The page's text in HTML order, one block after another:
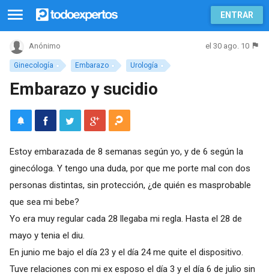
ENTRAR
Ginecología Embarazo Urología
Anónimo el 30 ago. 10
Embarazo y sucidio
Estoy embarazada de 8 semanas según yo, y de 6 según la
ginecóloga. Y tengo una duda, por que me porte mal con dos
personas distintas, sin protección, ¿de quién es masprobable
que sea mi bebe?
Yo era muy regular cada 28 llegaba mi regla. Hasta el 28 de
mayo y tenia el diu.
En junio me bajo el día 23 y el día 24 me quite el dispositivo.
Tuve relaciones con mi ex esposo el día 3 y el día 6 de julio sin